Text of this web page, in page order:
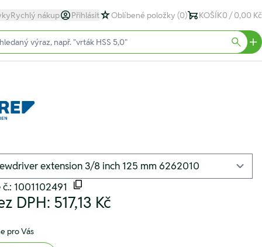
Rychlý nákup Přihlásit Oblíbené položky (0) KOŠÍK0 / 0,00 Kč
1001102491
DPH: 517,13 Kč
pro Vás